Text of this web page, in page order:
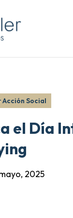
Acción Social
el Día
2025